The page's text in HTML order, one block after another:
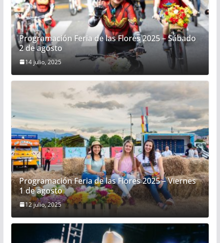
Programación Feria de las Flores 2025 – Sábado
2 de agosto
14 julio, 2025
Programación Feria de las Flores 2025 – Viernes
1 de agosto
12 julio, 2025